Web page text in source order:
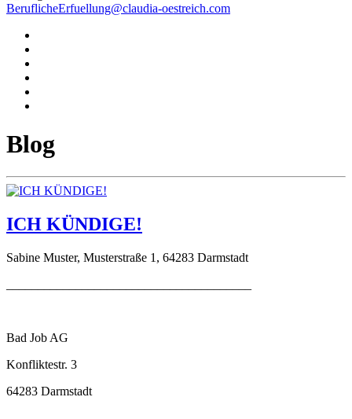
BeruflicheErfuellung@claudia-oestreich.com
Blog
ICH KÜNDIGE!
Sabine Muster, Musterstraße 1, 64283 Darmstadt
Bad Job AG
Konfliktestr. 3
64283 Darmstadt